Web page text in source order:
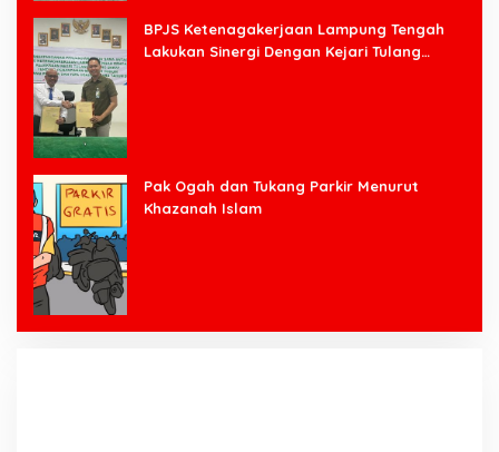
BPJS Ketenagakerjaan Lampung Tengah
Lakukan Sinergi Dengan Kejari Tulang
Pak Ogah dan Tukang Parkir Menurut
Khazanah Islam